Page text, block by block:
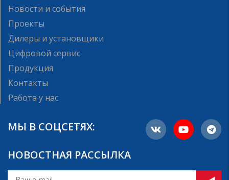
Новости и события
Проекты
Дилеры и установщики
Цифровой сервис
Продукция
Контакты
Работа у нас
МЫ В СОЦСЕТЯХ:
НОВОСТНАЯ РАССЫЛКА